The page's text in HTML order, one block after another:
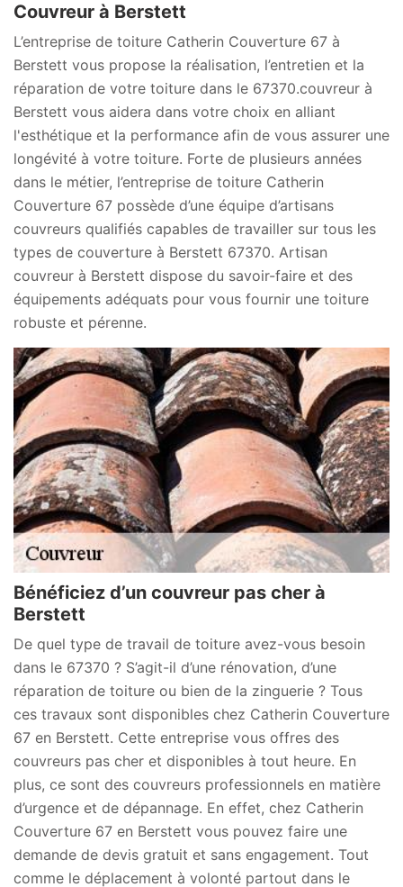
Couvreur à Berstett
L’entreprise de toiture Catherin Couverture 67 à
Berstett vous propose la réalisation, l’entretien et la
réparation de votre toiture dans le 67370.couvreur à
Berstett vous aidera dans votre choix en alliant
l'esthétique et la performance afin de vous assurer une
longévité à votre toiture. Forte de plusieurs années
dans le métier, l’entreprise de toiture Catherin
Couverture 67 possède d’une équipe d’artisans
couvreurs qualifiés capables de travailler sur tous les
types de couverture à Berstett 67370. Artisan
couvreur à Berstett dispose du savoir-faire et des
équipements adéquats pour vous fournir une toiture
robuste et pérenne.
Bénéficiez d’un couvreur pas cher à
Berstett
De quel type de travail de toiture avez-vous besoin
dans le 67370 ? S’agit-il d’une rénovation, d’une
réparation de toiture ou bien de la zinguerie ? Tous
ces travaux sont disponibles chez Catherin Couverture
67 en Berstett. Cette entreprise vous offres des
couvreurs pas cher et disponibles à tout heure. En
plus, ce sont des couvreurs professionnels en matière
d’urgence et de dépannage. En effet, chez Catherin
Couverture 67 en Berstett vous pouvez faire une
demande de devis gratuit et sans engagement. Tout
comme le déplacement à volonté partout dans le